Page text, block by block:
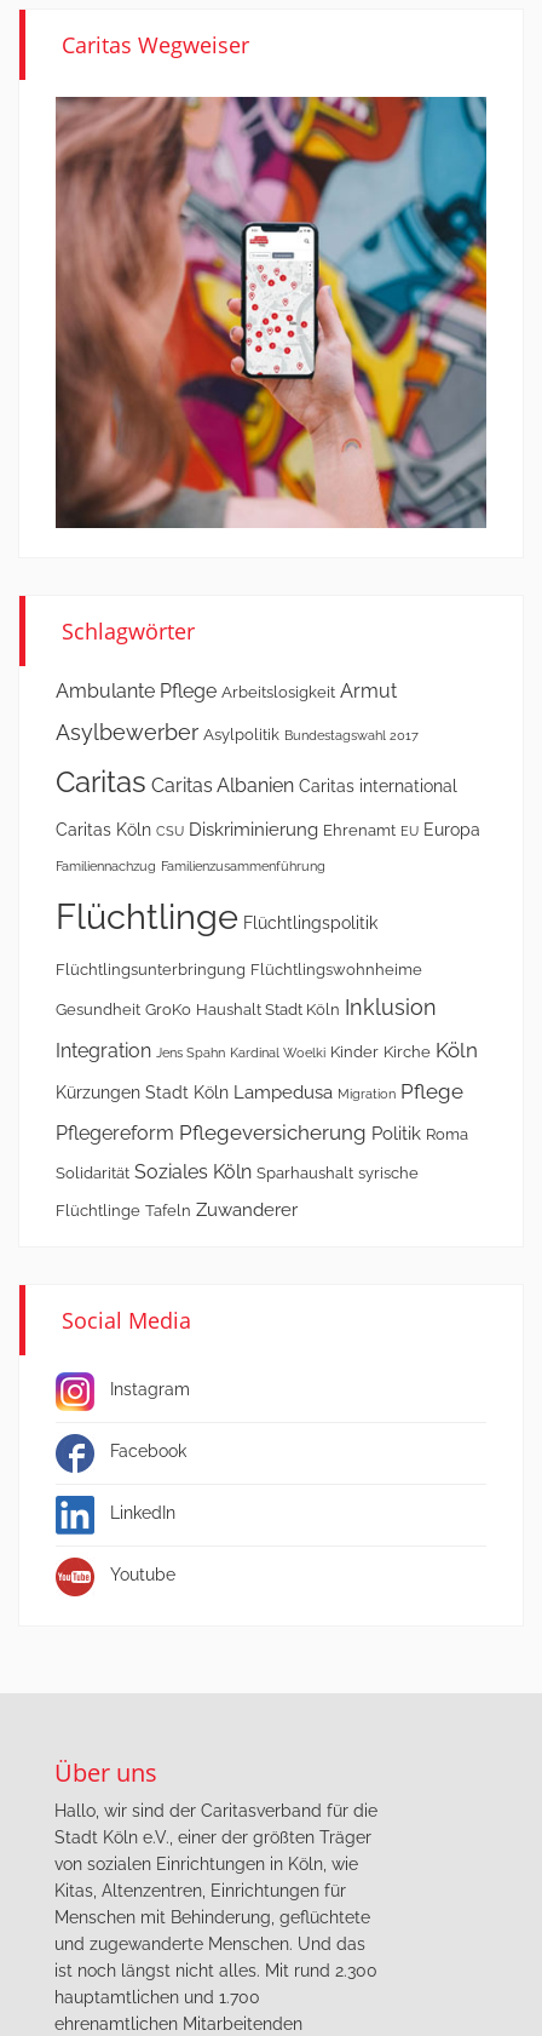
Caritas Wegweiser
Schlagwörter
Ambulante Pflege Arbeitslosigkeit Armut
Asylbewerber Asylpolitik Bundestagswahl 2017
Caritas Caritas Albanien Caritas international
Caritas Köln CSU Diskriminierung Ehrenamt EU Europa
Familiennachzug Familienzusammenführung
Flüchtlinge Flüchtlingspolitik
Flüchtlingsunterbringung Flüchtlingswohnheime
Gesundheit GroKo Haushalt Stadt Köln Inklusion
Integration Jens Spahn Kardinal Woelki Kinder Kirche Köln
Kürzungen Stadt Köln Lampedusa Migration Pflege
Pflegereform Pflegeversicherung Politik Roma
Solidarität Soziales Köln Sparhaushalt syrische
Flüchtlinge Tafeln Zuwanderer
Social Media
Instagram
Facebook
LinkedIn
Youtube
Über uns
Hallo, wir sind der Caritasverband für die
Stadt Köln e.V., einer der größten Träger
von sozialen Einrichtungen in Köln, wie
Kitas, Altenzentren, Einrichtungen für
Menschen mit Behinderung, geflüchtete
und zugewanderte Menschen. Und das
ist noch längst nicht alles. Mit rund 2.300
hauptamtlichen und 1.700
ehrenamtlichen Mitarbeitenden